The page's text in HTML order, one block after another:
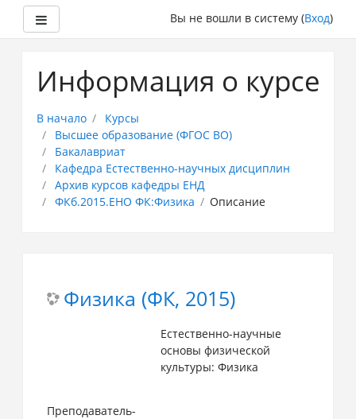
основному
Вы не вошли в систему (Вход)
Информация о курсе
В начало
Курсы
Высшее образование (ФГОС ВО)
Бакалавриат
Кафедра Естественно-научных дисциплин
Архив курсов кафедры ЕНД
ФКб.2015.ЕНО ФК:Физика
Описание
Физика (ФК, 2015)
Естественно-научные
основы физической
культуры: Физика
Преподаватель-